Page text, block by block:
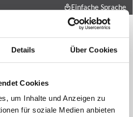
Details Über Cookies
Cookies
um Inhalte und Anzeigen zu
für soziale Medien anbieten
Einfache Sprache